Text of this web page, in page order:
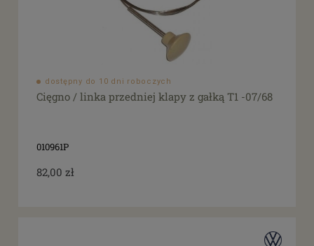
dostępny do 10 dni roboczych
Cięgno / linka przedniej klapy z gałką T1 -07/68
010961P
82,00 zł